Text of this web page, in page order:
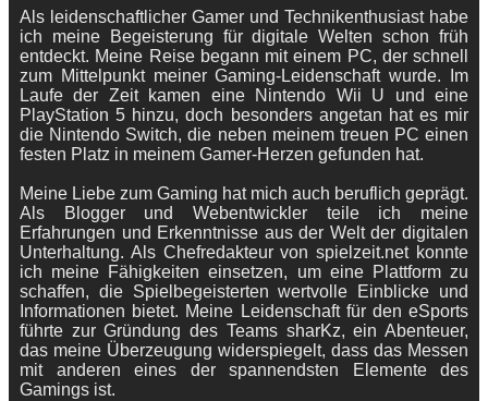
Als leidenschaftlicher Gamer und Technikenthusiast habe
ich meine Begeisterung für digitale Welten schon früh
entdeckt. Meine Reise begann mit einem PC, der schnell
zum Mittelpunkt meiner Gaming-Leidenschaft wurde. Im
Laufe der Zeit kamen eine Nintendo Wii U und eine
PlayStation 5 hinzu, doch besonders angetan hat es mir
die Nintendo Switch, die neben meinem treuen PC einen
festen Platz in meinem Gamer-Herzen gefunden hat.
Meine Liebe zum Gaming hat mich auch beruflich geprägt.
Als Blogger und Webentwickler teile ich meine
Erfahrungen und Erkenntnisse aus der Welt der digitalen
Unterhaltung. Als Chefredakteur von spielzeit.net konnte
ich meine Fähigkeiten einsetzen, um eine Plattform zu
schaffen, die Spielbegeisterten wertvolle Einblicke und
Informationen bietet. Meine Leidenschaft für den eSports
führte zur Gründung des Teams sharKz, ein Abenteuer,
das meine Überzeugung widerspiegelt, dass das Messen
mit anderen eines der spannendsten Elemente des
Gamings ist.